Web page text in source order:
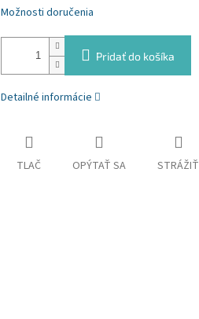
Možnosti doručenia
Pridať do košíka
Detailné informácie
TLAČ OPÝTAŤ SA STRÁŽIŤ